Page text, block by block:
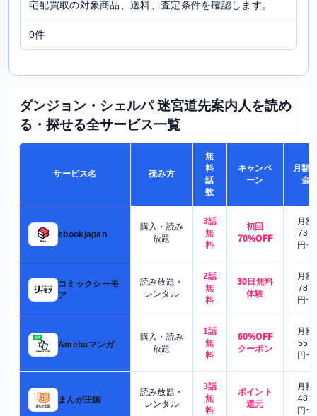
宅配買取の対象商品、送料、査定条件を確認します。
0件
ダンジョン・シェルパ 迷宮道先案内人を読め
る・探せる全サービス一覧
サービス名 読み方
無
料
話
数
キャンペ
ーン
月額
金
ebookjapan
購入・読み
放題
3話
無
料
初回
70%OFF
月額
730
円〜
コミックシーモ
ア
読み放題・
レンタル
2話
無
料
30日無料
体験
月額
780
円〜
Amebaマンガ
購入・読み
放題
1話
無
料
60%OFF
クーポン
月額
550
円〜
まんが王国
読み放題・
レンタル
3話
無
料
ポイント
還元
月額
480
円〜